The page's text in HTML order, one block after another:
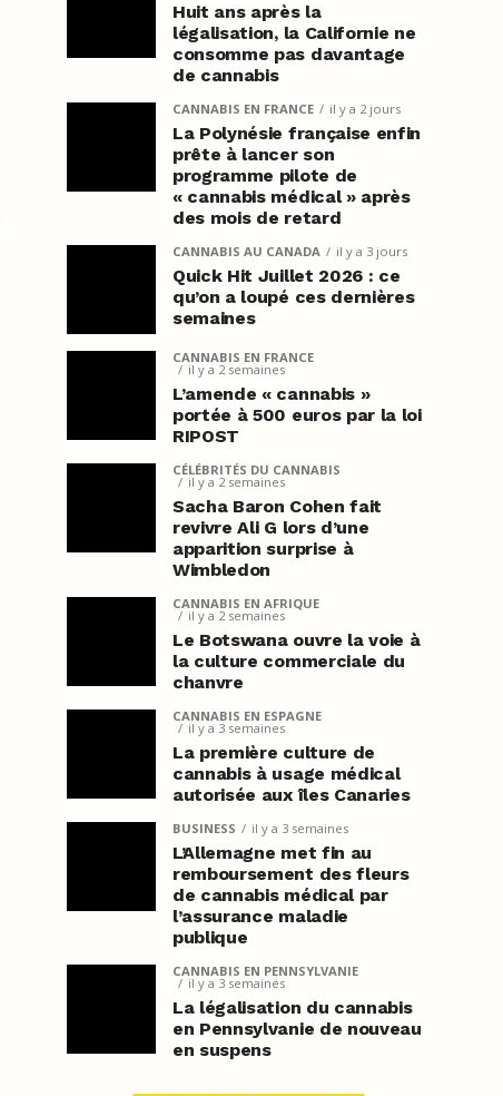
Huit ans après la
légalisation, la Californie ne
consomme pas davantage
de cannabis
CANNABIS EN FRANCE il y a 2 jours
La Polynésie française enfin
prête à lancer son
programme pilote de
« cannabis médical » après
des mois de retard
CANNABIS AU CANADA il y a 3 jours
Quick Hit Juillet 2026 : ce
qu’on a loupé ces dernières
semaines
CANNABIS EN FRANCE
il y a 2 semaines
L’amende « cannabis »
portée à 500 euros par la loi
RIPOST
CÉLÉBRITÉS DU CANNABIS
il y a 2 semaines
Sacha Baron Cohen fait
revivre Ali G lors d’une
apparition surprise à
Wimbledon
CANNABIS EN AFRIQUE
il y a 2 semaines
Le Botswana ouvre la voie à
la culture commerciale du
chanvre
CANNABIS EN ESPAGNE
il y a 3 semaines
La première culture de
cannabis à usage médical
autorisée aux îles Canaries
BUSINESS il y a 3 semaines
L’Allemagne met fin au
remboursement des fleurs
de cannabis médical par
l’assurance maladie
publique
CANNABIS EN PENNSYLVANIE
il y a 3 semaines
La légalisation du cannabis
en Pennsylvanie de nouveau
en suspens